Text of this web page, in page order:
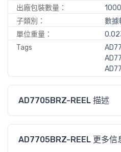
出廠包裝數量：
1000
子類別：
數據
單位重量：
Tags
AD7705BRZ-REEL 描述
AD7705BRZ-REEL 更多信